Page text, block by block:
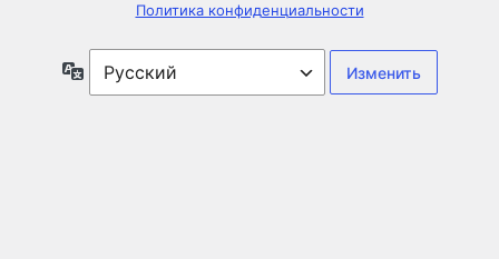
Политика конфиденциальности
Язык